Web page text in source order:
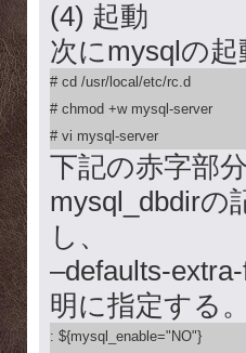
(4) 起動
次にmysqlの
# cd /usr/local/etc/rc.d
# chmod +w mysql-server
# vi mysql-server
下記の赤字部
mysql_dbdirの
し、
–defaults-
明に指定する。
: ${mysql_enable="NO"}